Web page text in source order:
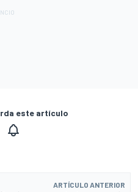
este artículo
ARTÍCULO ANTERIOR